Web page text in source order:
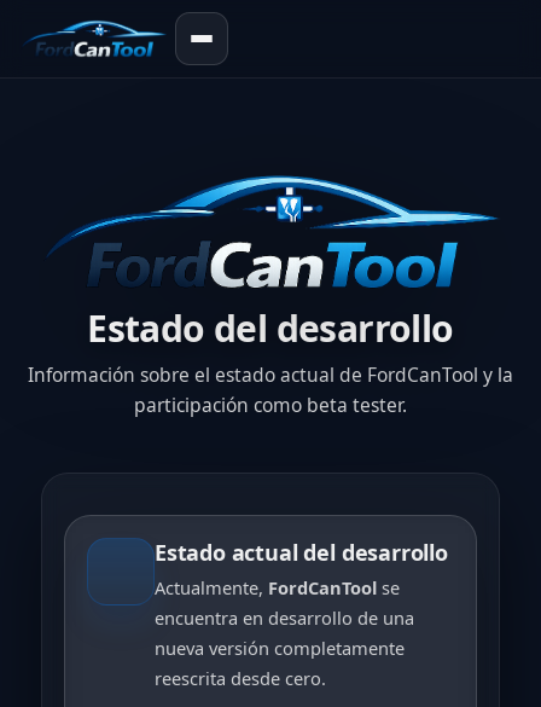
Estado del desarrollo
Información sobre el estado actual de FordCanTool y la
participación como beta tester.
Estado actual del desarrollo
Actualmente, FordCanToolse
encuentra en desarrollo de una
nueva versión completamente
reescrita desde cero.